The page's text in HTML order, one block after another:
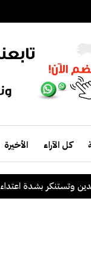
كل الآراء الأخيرة
اعتداءات ميليشيا